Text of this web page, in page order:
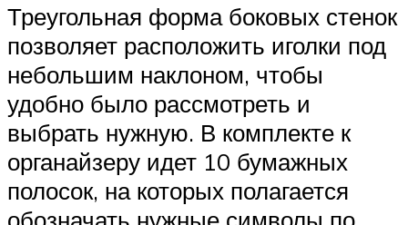
Треугольная форма боковых стенок
позволяет расположить иголки под
небольшим наклоном, чтобы
удобно было рассмотреть и
выбрать нужную. В комплекте к
органайзеру идет 10 бумажных
полосок, на которых полагается